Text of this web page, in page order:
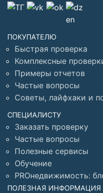
ПОКУПАТЕЛЮ
Быстрая проверка
Комплексные
Примеры отчетов
Частые вопросы
Советы, лайфхаки и
СПЕЦИАЛИСТУ
Заказать проверку
Частые вопросы
Полезные сервисы
Обучение
PROнедвижимость:
ПОЛЕЗНАЯ ИНФОРМАЦИЯ